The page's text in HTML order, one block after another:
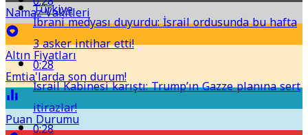
Namaz Vakitleri
Altın Fiyatları
Emtia'larda son durum!
Puan Durumu
Türkiye
İbrani medyası duyurdu: İsrail ordusunda bu hafta
3 asker intihar etti!
0:28
İsrail Kabinesi karıştı: Trump’ın Gazze planına sert
itirazlar!
0:28